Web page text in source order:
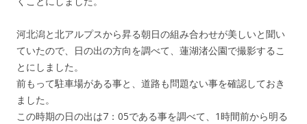
河北潟と北アルプスから昇る朝日の組み合わせが美しいと聞い
ていたので、日の出の方向を調べて、蓮湖渚公園で撮影するこ
とにしました。
前もって駐車場がある事と、道路も問題ない事を確認しておき
ました。
この時期の日の出は7：05である事を調べて、1時間前から明る